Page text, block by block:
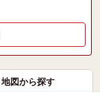
地図から探す